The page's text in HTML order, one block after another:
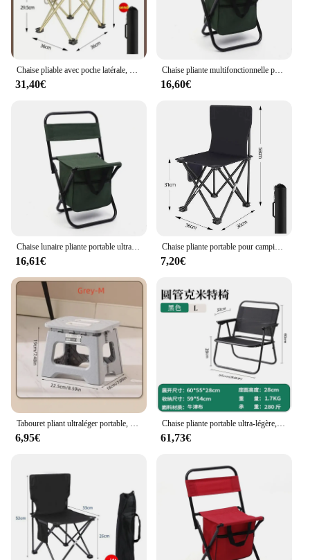
31,40€
Chaise pliante multifonctionnelle portable, tabouret de pêche, ultra léger, extérieur, pique-nique, camping, voyage, accessoires de pêche
16,60€
16,61€
Chaise pliante portable pour camping en plein air, chaise de pêche, haute charge, durable, Oxford, gril, pique-nique, meubles
7,20€
6,95€ 61,73€